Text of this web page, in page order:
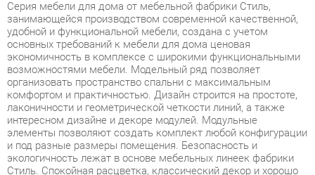
экономичность в комплексе с широкими функциональными
возможностями мебели. Модельный ряд позволяет
организовать пространство спальни с максимальным
комфортом и практичностью. Дизайн строится на простоте,
лаконичности и геометрической четкости линий, а также
интересном дизайне и декоре модулей. Модульные
элементы позволяют создать комплект любой конфигурации
и под разные размеры помещения. Безопасность и
экологичность лежат в основе мебельных линеек фабрики
Стиль. Спокойная расцветка, классический декор и хорошо
подобранная фурнитура все это делает этот гарнитур
уникальным. Мебель этой серии многофункциональна,
эргономична, удобна, проста и долговечна в процессе
эксплуатации покрытие материалов обеспечивает защиту от